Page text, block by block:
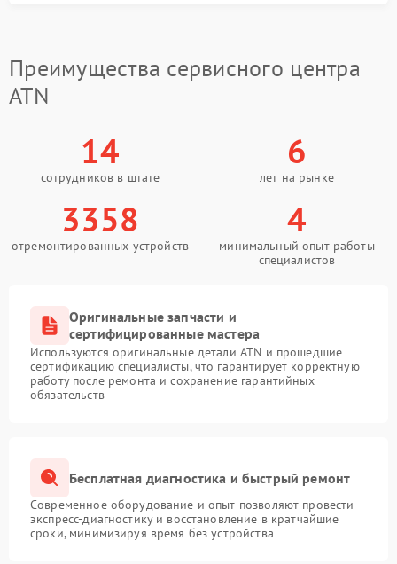
Преимущества сервисного центра
ATN
14
сотрудников в штате
6
лет на рынке
3358
отремонтированных устройств
4
минимальный опыт работы
специалистов
Оригинальные запчасти и
сертифицированные мастера
Используются оригинальные детали ATN и прошедшие
сертификацию специалисты, что гарантирует корректную
работу после ремонта и сохранение гарантийных
обязательств
Бесплатная диагностика и быстрый ремонт
Современное оборудование и опыт позволяют провести
экспресс-диагностику и восстановление в кратчайшие
сроки, минимизируя время без устройства